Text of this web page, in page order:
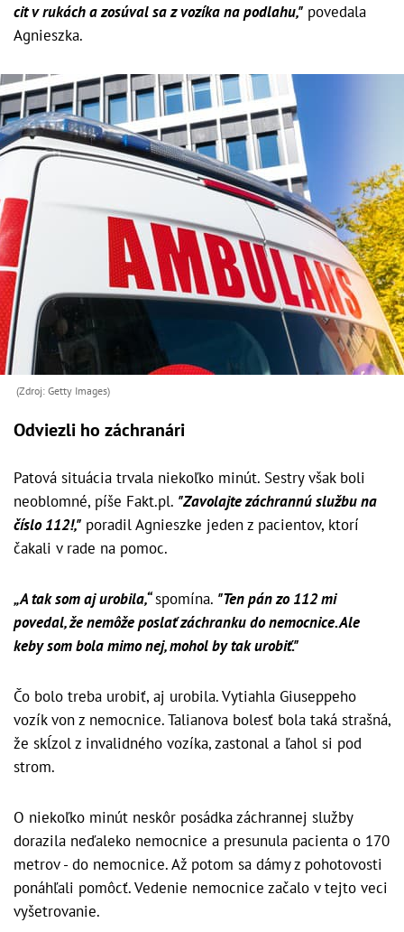
cit v rukách a zosúval sa z vozíka na podlahu," povedala
Agnieszka.
(Zdroj: Getty Images)
Odviezli ho záchranári
Patová situácia trvala niekoľko minút. Sestry však boli
neoblomné, píše Fakt.pl. "Zavolajte záchrannú službu na
číslo 112!," poradil Agnieszke jeden z pacientov, ktorí
čakali v rade na pomoc.
„A tak som aj urobila,“spomína. "Ten pán zo 112 mi
povedal, že nemôže poslať záchranku do nemocnice. Ale
keby som bola mimo nej, mohol by tak urobiť."
Čo bolo treba urobiť, aj urobila. Vytiahla Giuseppeho
vozík von z nemocnice. Talianova bolesť bola taká strašná,
že skĺzol z invalidného vozíka, zastonal a ľahol si pod
strom.
O niekoľko minút neskôr posádka záchrannej služby
dorazila neďaleko nemocnice a presunula pacienta o 170
metrov - do nemocnice. Až potom sa dámy z pohotovosti
ponáhľali pomôcť. Vedenie nemocnice začalo v tejto veci
vyšetrovanie.